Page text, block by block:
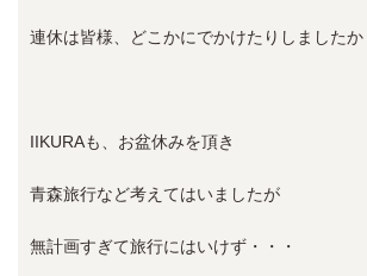
連休は皆様、どこかにでかけたりしましたか
IIKURAも、お盆休みを頂き
青森旅行など考えてはいましたが
無計画すぎて旅行にはいけず・・・